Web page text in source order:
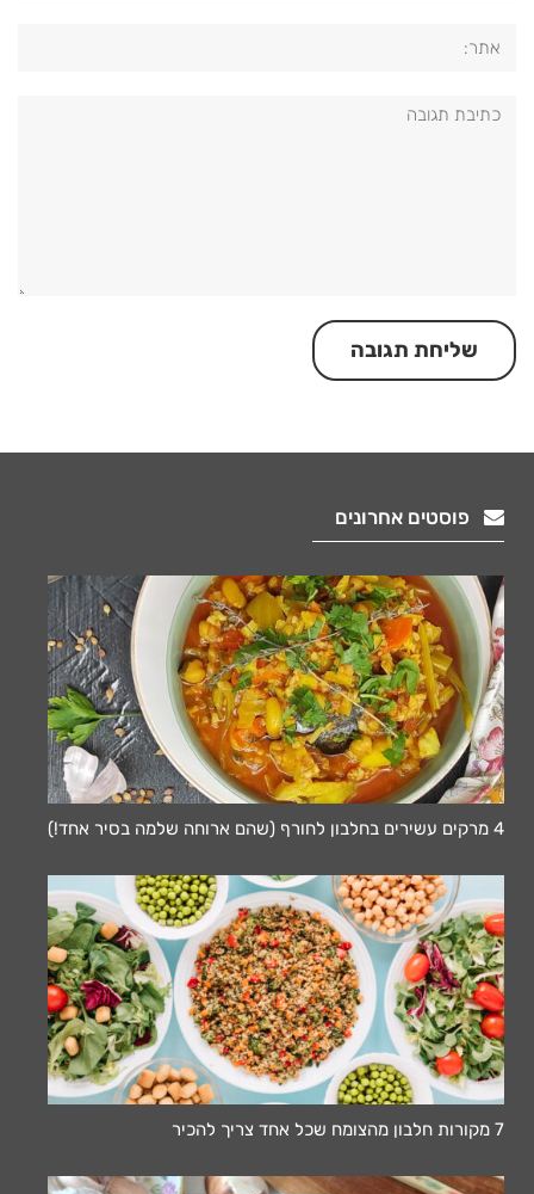
פוסטים אחרונים
4 מרקים עשירים בחלבון לחורף (שהם ארוחה שלמה בסיר אחד!)
7 מקורות חלבון מהצומח שכל אחד צריך להכיר